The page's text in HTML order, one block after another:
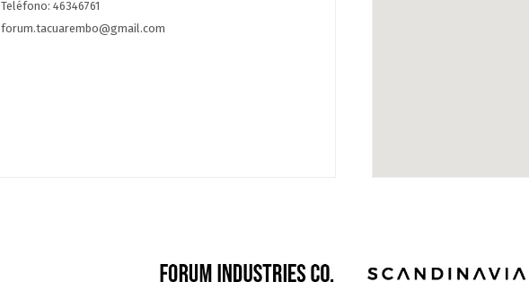
Teléfono: 46346761
forum.tacuarembo@gmail.com